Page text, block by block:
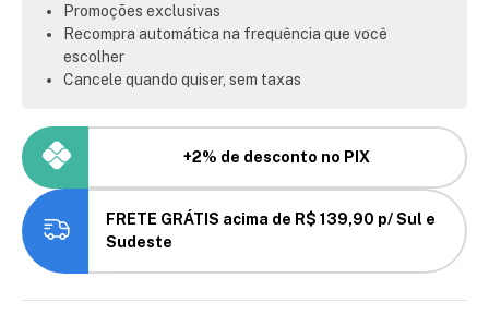
Promoções exclusivas
Recompra automática na frequência que você
escolher
Cancele quando quiser, sem taxas
+2% de desconto no PIX
FRETE GRÁTIS acima de R$ 139,90 p/ Sul e
Sudeste